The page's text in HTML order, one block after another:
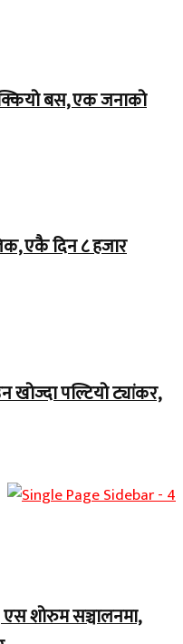
बस, एक जनाको
एकै दिन ८ हजार
पल्टियो ट्यांकर,
शोरुम सञ्चालनमा,